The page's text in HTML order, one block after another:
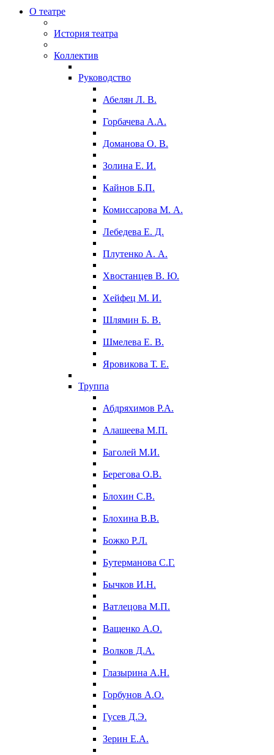
О театре
История театра
Коллектив
Руководство
Абелян Л. В.
Горбачева А.А.
Доманова О. В.
Золина Е. И.
Кайнов Б.П.
Комиссарова М. А.
Лебедева Е. Д.
Плутенко А. А.
Хвостанцев В. Ю.
Хейфец М. И.
Шлямин Б. В.
Шмелева Е. В.
Яровикова Т. Е.
Труппа
Абдряхимов Р.А.
Алашеева М.П.
Баголей М.И.
Берегова О.В.
Блохин С.В.
Блохина В.В.
Божко Р.Л.
Бутерманова С.Г.
Бычков И.Н.
Ватлецова М.П.
Ващенко А.О.
Волков Д.А.
Глазырина А.Н.
Горбунов А.О.
Гусев Д.Э.
Зерин Е.А.